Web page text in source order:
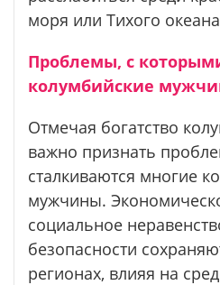
моря или Тихого
Проблемы, с
колумбийские
Отмечая богатство
важно признать
сталкиваются многие
мужчины.
социальное
безопасности
регионах, влияя на